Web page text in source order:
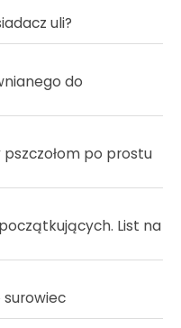
uli?
do
po prostu
List na